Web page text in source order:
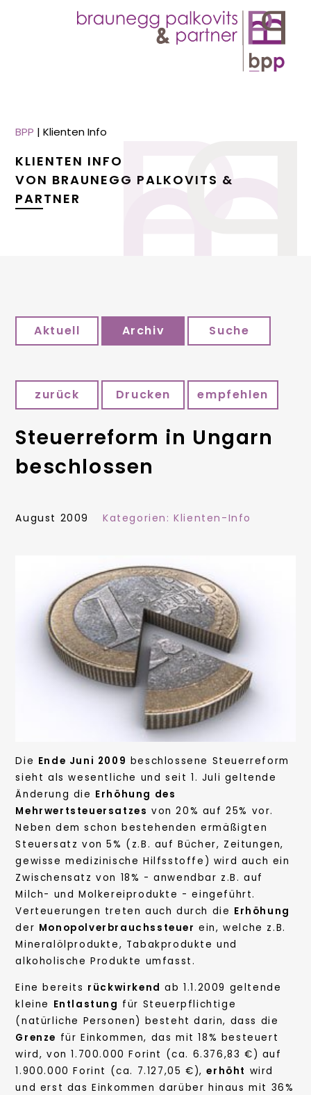
BPP |Klienten Info
KLIENTEN INFO
VON BRAUNEGG PALKOVITS &
PARTNER
Aktuell Archiv Suche
zurück Drucken empfehlen
Steuerreform in Ungarn
beschlossen
August 2009 Kategorien:Klienten-Info
Die Ende Juni 2009 beschlossene Steuerreform
sieht als wesentliche und seit 1. Juli geltende
Änderung die Erhöhung des
Mehrwertsteuersatzes von 20% auf 25% vor.
Neben dem schon bestehenden ermäßigten
Steuersatz von 5% (z.B. auf Bücher, Zeitungen,
gewisse medizinische Hilfsstoffe) wird auch ein
Zwischensatz von 18% - anwendbar z.B. auf
Milch- und Molkereiprodukte - eingeführt.
Verteuerungen treten auch durch die Erhöhung
der Monopolverbrauchssteuer ein, welche z.B.
Mineralölprodukte, Tabakprodukte und
alkoholische Produkte umfasst.
Eine bereits rückwirkend ab 1.1.2009 geltende
kleine Entlastung für Steuerpflichtige
(natürliche Personen) besteht darin, dass die
Grenze für Einkommen, das mit 18% besteuert
wird, von 1.700.000 Forint (ca. 6.376,83 €) auf
1.900.000 Forint (ca. 7.127,05 €),erhöht wird
und erst das Einkommen darüber hinaus mit 36%